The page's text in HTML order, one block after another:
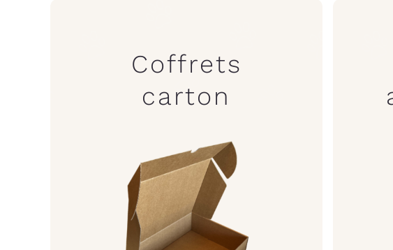
Coffrets
carton